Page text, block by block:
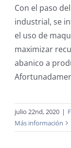
Con el paso
industrial, se
el uso de
maximizar
abanico a
julio 22nd, 2020 |
Más información